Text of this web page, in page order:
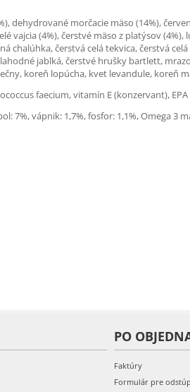
dehydrované morčacie mäso (14%),
vajcia (4%), čerstvé mäso z platýsov
chalúhka, čerstvá celá tekvica, čerstvá
jablká, čerstvé hrušky bartlett,
koreň lopúcha, kvet levandule, koreň
faecium, vitamín E (konzervant),
7%, vápnik: 1,7%, fosfor: 1,1%, Omega 3
PO
Faktúry
Formulár pre